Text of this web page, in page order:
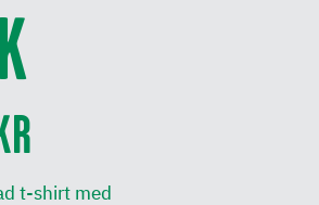
t-shirt med